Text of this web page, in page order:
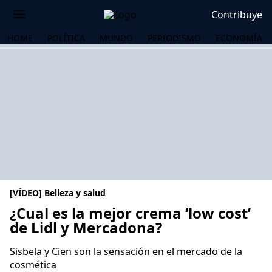
Contribuye
HOME POLÍTICA MUNDO PERIODISMO ECONOMÍA
[VÍDEO] Belleza y salud
¿Cual es la mejor crema ‘low cost’
de Lidl y Mercadona?
Sisbela y Cien son la sensación en el mercado de la
cosmética